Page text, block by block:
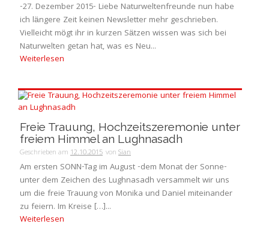
-27. Dezember 2015- Liebe Naturweltenfreunde nun habe
ich längere Zeit keinen Newsletter mehr geschrieben.
Vielleicht mögt ihr in kurzen Sätzen wissen was sich bei
Naturwelten getan hat, was es Neu...
Weiterlesen
Freie Trauung, Hochzeitszeremonie unter
freiem Himmel an Lughnasadh
Geschrieben am 12.10.2015 von Sian
Am ersten SONN-Tag im August -dem Monat der Sonne-
unter dem Zeichen des Lughnasadh versammelt wir uns
um die freie Trauung von Monika und Daniel miteinander
zu feiern. Im Kreise […]...
Weiterlesen